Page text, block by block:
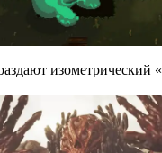
изометрический